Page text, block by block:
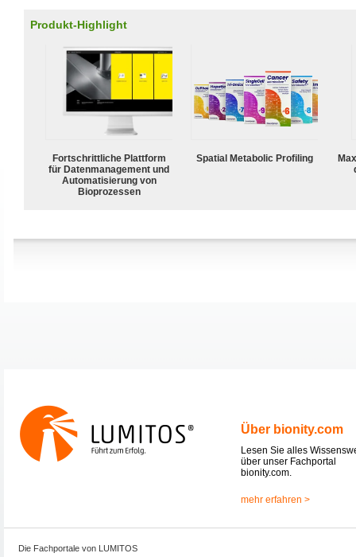
Produkt-Highlight
Fortschrittliche Plattform
für Datenmanagement und
Automatisierung von
Bioprozessen
Spatial Metabolic Profiling
Über bionity.com
Lesen Sie alles
über unser Fachportal
bionity.com.
mehr erfahren >
Die Fachportale von LUMITOS